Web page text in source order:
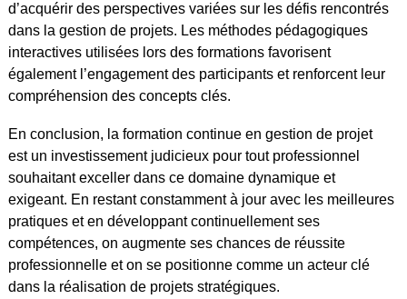
d’acquérir des perspectives variées sur les défis rencontrés
dans la gestion de projets. Les méthodes pédagogiques
interactives utilisées lors des formations favorisent
également l’engagement des participants et renforcent leur
compréhension des concepts clés.
En conclusion, la formation continue en gestion de projet
est un investissement judicieux pour tout professionnel
souhaitant exceller dans ce domaine dynamique et
exigeant. En restant constamment à jour avec les meilleures
pratiques et en développant continuellement ses
compétences, on augmente ses chances de réussite
professionnelle et on se positionne comme un acteur clé
dans la réalisation de projets stratégiques.